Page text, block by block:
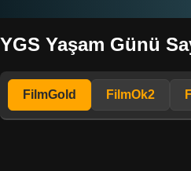
YGS Yaşam Günü
FilmGold FilmOk2